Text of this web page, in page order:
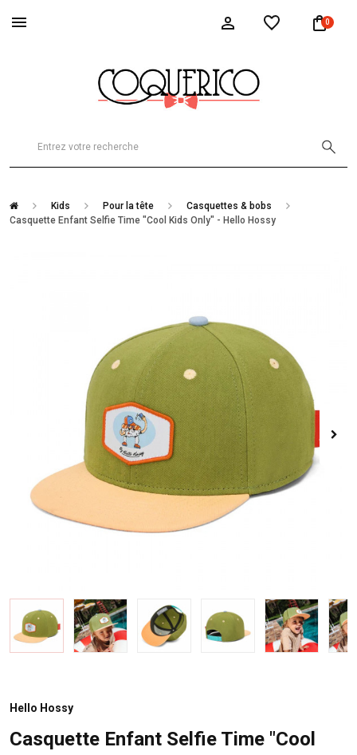
0
Kids Pour la tête
Casquettes & bobs
Casquette Enfant Selfie Time "Cool Kids Only" - Hello Hossy
Hello Hossy
Casquette Enfant Selfie Time "Cool